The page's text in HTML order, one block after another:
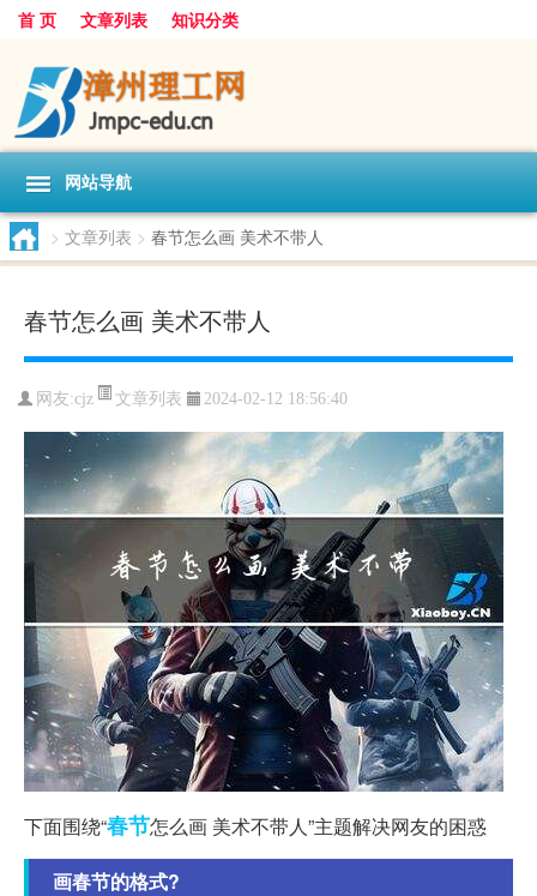
首 页 文章列表 知识分类
网站导航
> 文章列表 > 春节怎么画 美术不带人
春节怎么画 美术不带人
网友:cjz 文章列表 2024-02-12 18:56:40
下面围绕“春节怎么画 美术不带人”主题解决网友的困惑
画春节的格式?